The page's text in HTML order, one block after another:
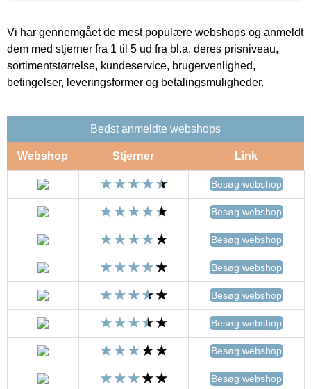
Vi har gennemgået de mest populære webshops og anmeldt
dem med stjerner fra 1 til 5 ud fra bl.a. deres prisniveau,
sortimentstørrelse, kundeservice, brugervenlighed,
betingelser, leveringsformer og betalingsmuligheder.
Bedst anmeldte webshops
Webshop Stjerner Link
Besøg webshop
Besøg webshop
Besøg webshop
Besøg webshop
Besøg webshop
Besøg webshop
Besøg webshop
Besøg webshop